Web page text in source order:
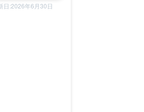
日:2026年6月30日